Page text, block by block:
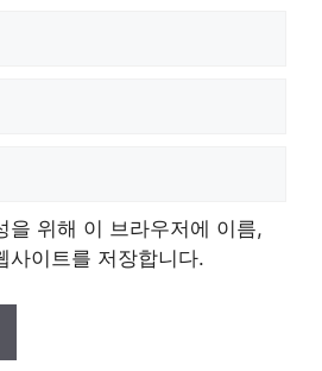
을 위해 이 브라우저에 이름,
사이트를 저장합니다.